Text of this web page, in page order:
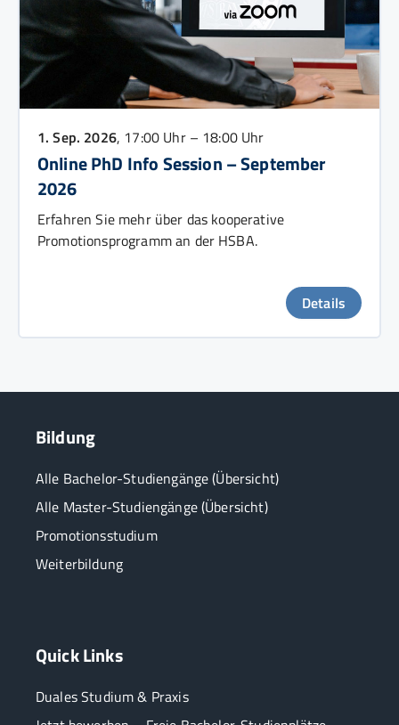
1. Sep. 2026, 17:00 Uhr – 18:00 Uhr
Online PhD Info Session – September
2026
Erfahren Sie mehr über das kooperative
Promotionsprogramm an der HSBA.
Details
Bildung
Alle Bachelor-Studiengänge (Übersicht)
Alle Master-Studiengänge (Übersicht)
Promotionsstudium
Weiterbildung
Quick Links
Duales Studium & Praxis